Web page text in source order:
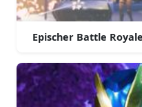
Epischer Battle